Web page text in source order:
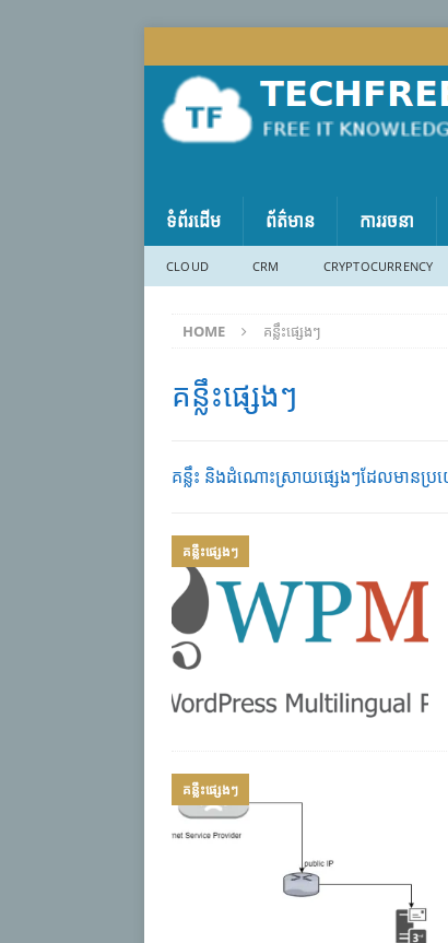
ទំព័រដើម ព័ត៌មាន ការរចនា
CLOUD CRM CRYPTOCURRENCY
HOME គន្លឹះផ្សេងៗ
គន្លឹះផ្សេងៗ
គន្លឹះ និង​ដំណោះ​ស្រាយ​ផ្សេង​ៗដែល​មាន​ប្
គន្លឹះផ្សេងៗ
គន្លឹះផ្សេងៗ